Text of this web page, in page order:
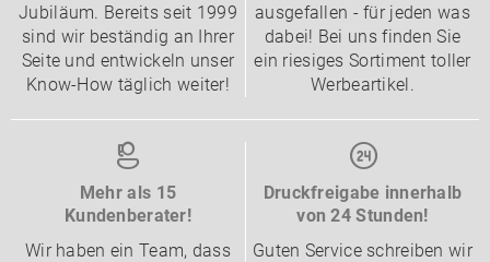
Jubiläum. Bereits seit 1999
sind wir beständig an Ihrer
Seite und entwickeln unser
Know-How täglich weiter!
ausgefallen - für jeden was
dabei! Bei uns finden Sie
ein riesiges Sortiment toller
Werbeartikel.
Mehr als 15
Kundenberater!
Wir haben ein Team, dass
Druckfreigabe innerhalb
von 24 Stunden!
Guten Service schreiben wir